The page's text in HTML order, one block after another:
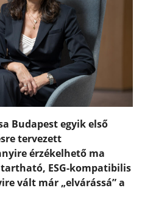
Budapest egyik első
tervezett
érzékelhető ma
ESG-kompatibilis
vált már „elvárássá” a